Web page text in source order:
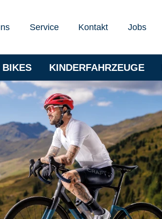
Service Kontakt Jobs
BIKES KINDERFAHRZEUGE